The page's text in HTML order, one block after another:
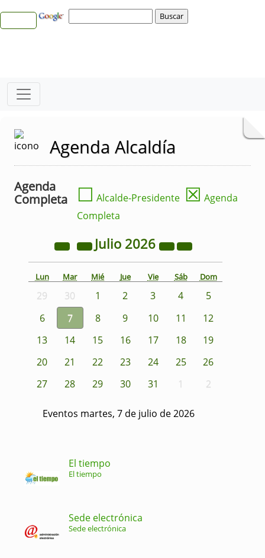
Agenda Alcaldía
Agenda
Completa
☐ Alcalde-Presidente ☒ Agenda
Completa
Julio 2026
Lun Mar Mié Jue Vie Sáb Dom
29 30 1 2 3 4
5
6
7 8 9 10 11
12
13
14 15 16 17 18
19
20
21 22 23 24 25
26
27
28 29 30 31 1 2
Eventos martes, 7 de julio de 2026
El tiempo
El tiempo
Sede electrónica
Sede electrónica